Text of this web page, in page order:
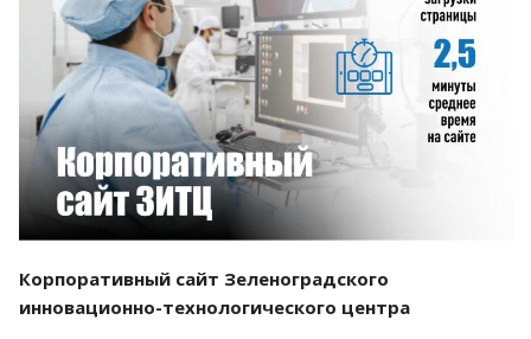
Смотреть проект
Корпоративный сайт Зеленоградского
инновационно-технологического центра